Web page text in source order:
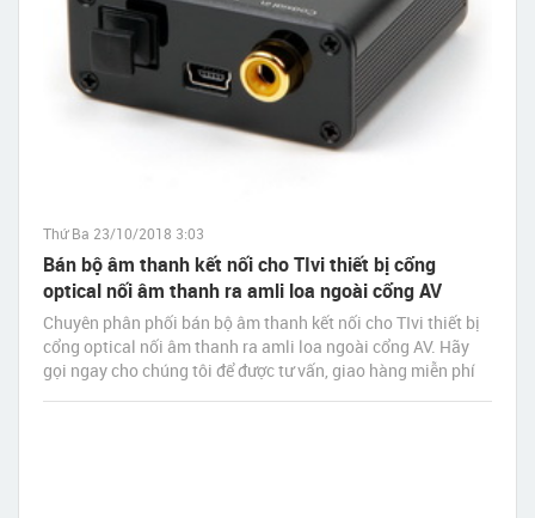
Thứ Ba 23/10/2018 3:03
Bán bộ âm thanh kết nối cho TIvi thiết bị cổng
optical nối âm thanh ra amli loa ngoài cổng AV
Chuyên phân phối bán bộ âm thanh kết nối cho TIvi thiết bị
cổng optical nối âm thanh ra amli loa ngoài cổng AV. Hãy
gọi ngay cho chúng tôi để được tư vấn, giao hàng miễn phí